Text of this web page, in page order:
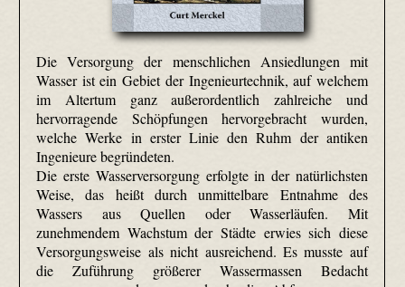
Die Versorgung der menschlichen Ansiedlungen mit
Wasser ist ein Gebiet der Ingenieurtechnik, auf welchem
im Altertum ganz außerordentlich zahlreiche und
hervorragende Schöpfungen hervorgebracht wurden,
welche Werke in erster Linie den Ruhm der antiken
Ingenieure begründeten.
Die erste Wasserversorgung erfolgte in der natürlichsten
Weise, das heißt durch unmittelbare Entnahme des
Wassers aus Quellen oder Wasserläufen. Mit
zunehmendem Wachstum der Städte erwies sich diese
Versorgungsweise als nicht ausreichend. Es musste auf
die Zuführung größerer Wassermassen Bedacht